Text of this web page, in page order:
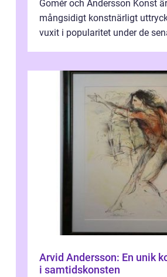
Gomér och Andersson Konst
mångsidigt konstnärligt
vuxit i popularitet under de
Arvid Andersson: En unik
i samtidskonsten